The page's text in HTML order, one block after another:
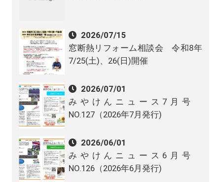
2026/07/15
窓断熱リフォーム相談会 令和8年
7/25(土)、26(日)開催
2026/07/01
みやけんニュース7月号
NO.127（2026年7月発行)
2026/06/01
みやけんニュース6月号
NO.126（2026年6月発行)